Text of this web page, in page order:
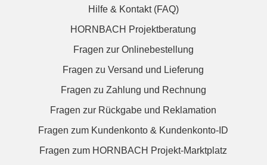
Hilfe & Kontakt (FAQ)
HORNBACH Projektberatung
Fragen zur Onlinebestellung
Fragen zu Versand und Lieferung
Fragen zu Zahlung und Rechnung
Fragen zur Rückgabe und Reklamation
Fragen zum Kundenkonto & Kundenkonto-ID
Fragen zum HORNBACH Projekt-Marktplatz